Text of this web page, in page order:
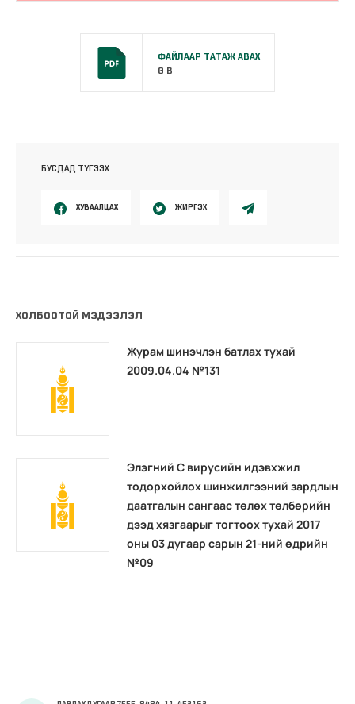
ФАЙЛААР ТАТАЖ АВАХ
0 B
БУСДАД ТҮГЭЭХ
ХУВААЛЦАХ ЖИРГЭХ
ХОЛБООТОЙ МЭДЭЭЛЭЛ
Журам шинэчлэн батлах тухай
2009.04.04 №131
Элэгний С вирусийн идэвхжил
тодорхойлох шинжилгээний зардлын
даатгалын сангаас төлөх төлбөрийн
дээд хязгаарыг тогтоох тухай 2017
оны 03 дугаар сарын 21-ний өдрийн
№09